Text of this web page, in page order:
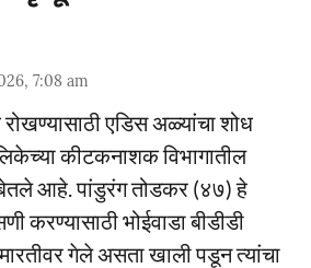
7:08 am
रोखण्यासाठी एडिस अळ्यांचा शोध
कीटकनाशक विभागातील
बेतले आहे. पांडुरंग तोडकर (४७) हे
करण्यासाठी भोईवाडा बीडीडी
गेले असता खाली पडून त्यांचा